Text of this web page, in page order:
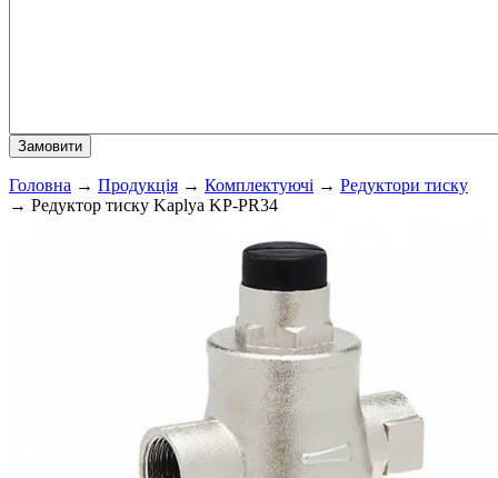
Головна → Продукція → Комплектуючі → Редуктори тиску
→ Редуктор тиску Kaplya KP-PR34